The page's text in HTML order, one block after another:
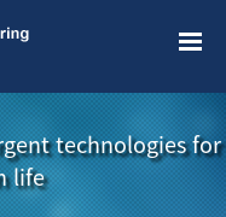
technologies for
life